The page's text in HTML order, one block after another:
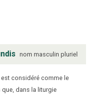
nom masculin pluriel
considéré comme le
dans la liturgie